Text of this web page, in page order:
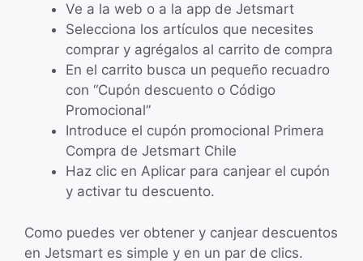
Ve a la web o a la app de Jetsmart
Selecciona los artículos que necesites
comprar y agrégalos al carrito de compra
En el carrito busca un pequeño recuadro
con “Cupón descuento o Código
Promocional”
Introduce el cupón promocional Primera
Compra de Jetsmart Chile
Haz clic en Aplicar para canjear el cupón
y activar tu descuento.
Como puedes ver obtener y canjear descuentos
en Jetsmart es simple y en un par de clics.